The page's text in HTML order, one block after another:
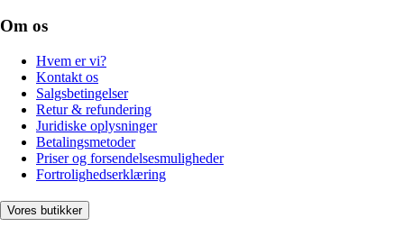
Om os
Hvem er vi?
Kontakt os
Salgsbetingelser
Retur & refundering
Juridiske oplysninger
Betalingsmetoder
Priser og forsendelsesmuligheder
Fortrolighedserklæring
Vores butikker